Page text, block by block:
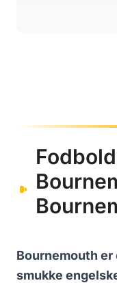
Bournemouth er
smukke